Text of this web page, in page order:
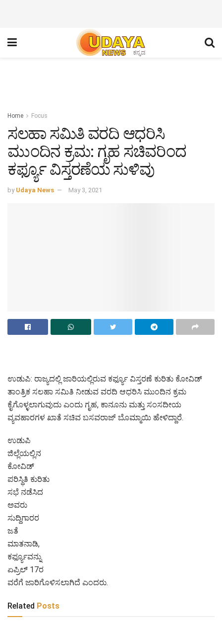
Home Focus
ಸಲಹಾ ಸಮಿತಿ ವರದಿ ಆಧರಿಸಿ
ಮುಂದಿನ ಕ್ರಮ: ಗೃಹ ಸಚಿವರಿಂದ
ಕರ್ಫ್ಯೂ ವಿಸ್ತರಣೆಯ ಸುಳಿವು
by Udaya News May 3, 2021
ಉಡುಪಿ: ರಾಜ್ಯದಲ್ಲಿ ಜಾರಿಯಲ್ಲಿರುವ ಕರ್ಫ್ಯೂ ವಿಸ್ತರಣೆ ಕುರಿತು ಕೋವಿಡ್
ತಾಂತ್ರಿಕ ಸಲಹಾ ಸಮಿತಿ ನೀಡುವ ವರದಿ ಆಧರಿಸಿ ಮುಂದಿನ ಕ್ರಮ
ಕೈಗೊಳ್ಳಲಾಗುವುದು ಎಂದು ಗೃಹ, ಕಾನೂನು ಮತ್ತು ಸಂಸದೀಯ
ವ್ಯವಹಾರಗಳ ಖಾತೆ ಸಚಿವ ಬಸವರಾಜ್ ಬೊಮ್ಮಾಯಿ ಹೇಳಿದ್ದಾರೆ.
ಉಡುಪಿ
ಜಿಲ್ಲೆಯಲ್ಲಿನ
ಕೋವಿಡ್
ಪರಿಸ್ಥಿತಿ ಕುರಿತು
ಸಭೆ ನಡೆಸಿದ
ಅವರು
ಸುದ್ದಿಗಾರರ
ಜತೆ
ಮಾತನಾಡಿ,
ಕರ್ಫ್ಯೂವನ್ನು
ಏಪ್ರಿಲ್ 17ರ
ವರೆಗೆ ಜಾರಿಗೊಳಿಸಲಾಗಿದೆ ಎಂದರು.
Related Posts